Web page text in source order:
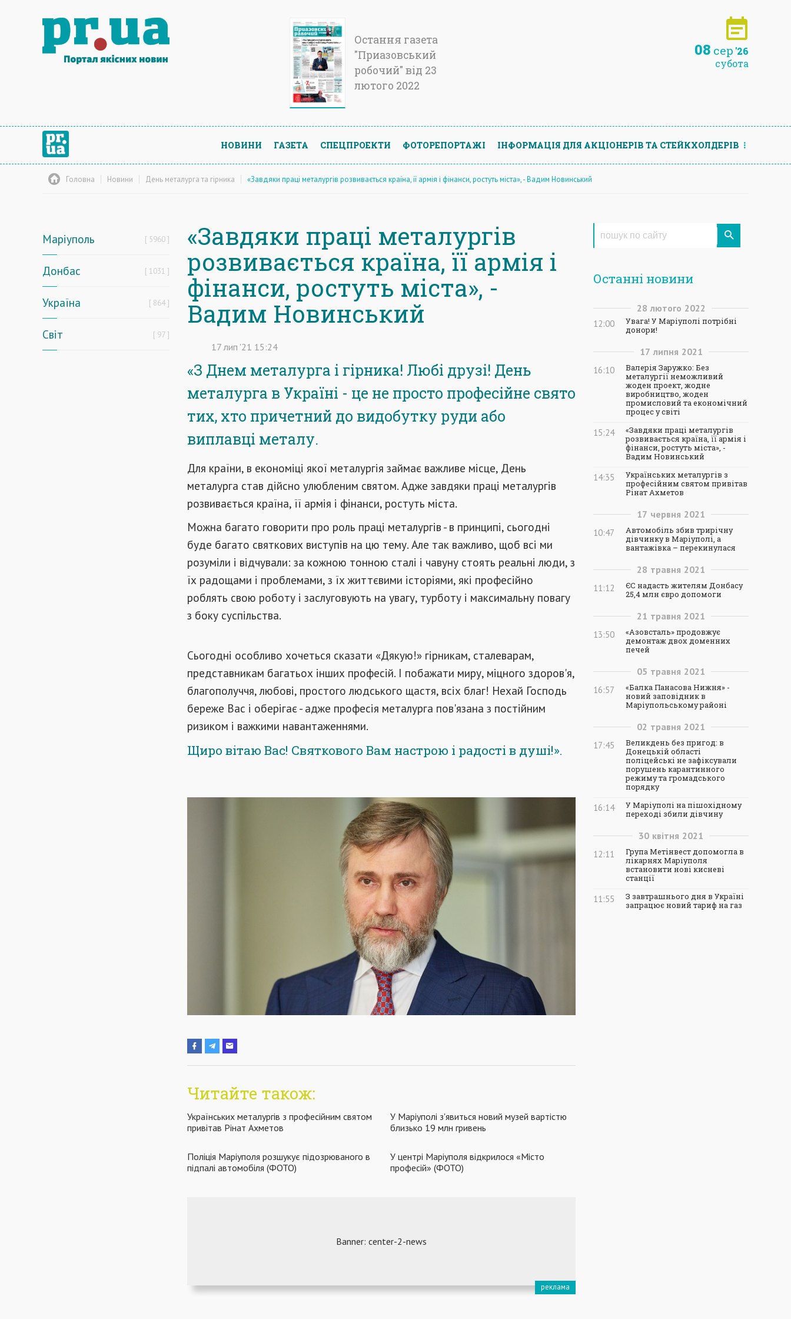
Остання газета
"Приазовський
робочий" від 23
лютого 2022
08 сер '26
субота
НОВИНИ ГАЗЕТА СПЕЦПРОЕКТИ ФОТОРЕПОРТАЖІ ІНФОРМАЦIЯ ДЛЯ АКЦIОНЕРIВ ТА СТЕЙКХОЛДЕРIВ
Головна Новини День металурга та гірника «Завдяки праці металургів розвивається країна, її армія і фінанси, ростуть міста», - Вадим Новинський
Маріуполь 5960
Донбас 1031
Україна 864
Світ 97
«Завдяки праці металургів
розвивається країна, її армія і
фінанси, ростуть міста», -
Вадим Новинський
17 лип '21 15:24
«З Днем металурга і гірника! Любі друзі! День
металурга в Україні - це не просто професійне свято
тих, хто причетний до видобутку руди або
виплавці металу.
Для країни, в економіці якої металургія займає важливе місце, День
металурга став дійсно улюбленим святом. Адже завдяки праці металургів
розвивається країна, її армія і фінанси, ростуть міста.
Можна багато говорити про роль праці металургів - в принципі, сьогодні
буде багато святкових виступів на цю тему. Але так важливо, щоб всі ми
розуміли і відчували: за кожною тонною сталі і чавуну стоять реальні люди, з
їх радощами і проблемами, з їх життєвими історіями, які професійно
роблять свою роботу і заслуговують на увагу, турботу і максимальну повагу
з боку суспільства.
Сьогодні особливо хочеться сказати «Дякую!» гірникам, сталеварам,
представникам багатьох інших професій. І побажати миру, міцного здоров'я,
благополуччя, любові, простого людського щастя, всіх благ! Нехай Господь
береже Вас і оберігає - адже професія металурга пов'язана з постійним
ризиком і важкими навантаженнями.
Щиро вітаю Вас! Святкового Вам настрою і радості в душі!».
Читайте також:
Українських металургів з професійним святом
привітав Рінат Ахметов
У Маріуполі з'явиться новий музей вартістю
близько 19 млн гривень
Поліція Маріуполя розшукує підозрюваного в
підпалі автомобіля (ФОТО)
У центрі Маріуполя відкрилося «Місто
професій» (ФОТО)
Останні новини
28 лютого 2022
12:00
Увага! У Маріуполі потрібні
донори!
17 липня 2021
16:10
Валерія Заружко: Без
металургії неможливий
жоден проект, жодне
виробництво, жоден
промисловий та економічний
процес у світі
15:24
«Завдяки праці металургів
розвивається країна, її армія і
фінанси, ростуть міста», -
Вадим Новинський
14:35
Українських металургів з
професійним святом привітав
Рінат Ахметов
17 червня 2021
10:47
Автомобіль збив трирічну
дівчинку в Маріуполі, а
вантажівка – перекинулася
28 травня 2021
11:12
ЄС надасть жителям Донбасу
25,4 млн євро допомоги
21 травня 2021
13:50
«Азовсталь» продовжує
демонтаж двох доменних
печей
05 травня 2021
16:57
«Балка Панасова Нижня» -
новий заповідник в
Маріупольському районі
02 травня 2021
17:45
Великдень без пригод: в
Донецькій області
поліцейські не зафіксували
порушень карантинного
режиму та громадського
порядку
16:14
У Маріуполі на пішохідному
переході збили дівчину
30 квітня 2021
12:11
Група Метінвест допомогла в
лікарнях Маріуполя
встановити нові кисневі
станції
11:55
З завтрашнього дня в Україні
запрацює новий тариф на газ